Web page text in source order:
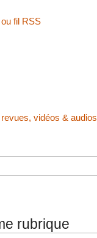
fil RSS
vidéos & audios
rubrique